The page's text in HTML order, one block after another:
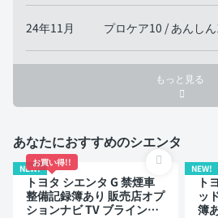
24年11月 プロケア10 / あんし
もっと見る
あなたにおすすめのシエンタ
NEW!
お買い得!!
トヨタ シエンタ G 禁煙車
整備記録簿あり 販売店オプ
ションナビ TV ブラインド
NEW!
ト
ッ
簿